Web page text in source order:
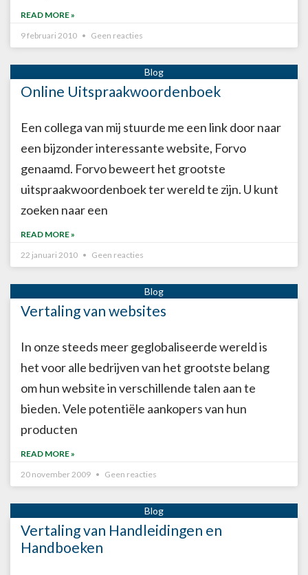
READ MORE »
9 februari 2010
Geen reacties
Online Uitspraakwoordenboek
Een collega van mij stuurde me een link door naar
een bijzonder interessante website, Forvo
genaamd. Forvo beweert het grootste
uitspraakwoordenboek ter wereld te zijn. U kunt
zoeken naar een
READ MORE »
22 januari 2010
Geen reacties
Vertaling van websites
In onze steeds meer geglobaliseerde wereld is
het voor alle bedrijven van het grootste belang
om hun website in verschillende talen aan te
bieden. Vele potentiële aankopers van hun
producten
READ MORE »
20 november 2009
Geen reacties
Vertaling van Handleidingen en
Handboeken